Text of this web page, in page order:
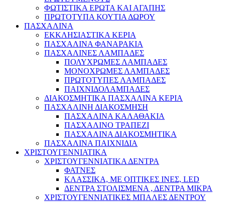
ΦΩΤΙΣΤΙΚΑ ΕΡΩΤΑ ΚΑΙ ΑΓΑΠΗΣ
ΠΡΩΤΟΤΥΠΑ ΚΟΥΤΙΑ ΔΩΡΟΥ
ΠΑΣΧΑΛΙΝΑ
ΕΚΚΛΗΣΙΑΣΤΙΚΑ ΚΕΡΙΑ
ΠΑΣΧΑΛΙΝΑ ΦΑΝΑΡΑΚΙΑ
ΠΑΣΧΑΛΙΝΕΣ ΛΑΜΠΑΔΕΣ
ΠΟΛΥΧΡΩΜΕΣ ΛΑΜΠΑΔΕΣ
ΜΟΝΟΧΡΩΜΕΣ ΛΑΜΠΑΔΕΣ
ΠΡΩΤΟΤΥΠΕΣ ΛΑΜΠΑΔΕΣ
ΠΑΙΧΝΙΔΟΛΑΜΠΑΔΕΣ
ΔΙΑΚΟΣΜΗΤΙΚΑ ΠΑΣΧΑΛΙΝΑ ΚΕΡΙΑ
ΠΑΣΧΑΛΙΝΗ ΔΙΑΚΟΣΜΗΣΗ
ΠΑΣΧΑΛΙΝΑ ΚΑΛΑΘΑΚΙΑ
ΠΑΣΧΑΛΙΝΟ ΤΡΑΠΕΖΙ
ΠΑΣΧΑΛΙΝΑ ΔΙΑΚΟΣΜΗΤΙΚΑ
ΠΑΣΧΑΛΙΝΑ ΠΑΙΧΝΙΔΙΑ
ΧΡΙΣΤΟΥΓΕΝΝΙΑΤΙΚΑ
ΧΡΙΣΤΟΥΓΕΝΝΙΑΤΙΚΑ ΔΕΝΤΡΑ
ΦΑΤΝΕΣ
ΚΛΑΣΣΙΚΑ, ΜΕ ΟΠΤΙΚΕΣ ΙΝΕΣ, LED
ΔΕΝΤΡΑ ΣΤΟΛΙΣΜΕΝΑ , ΔΕΝΤΡΑ ΜΙΚΡΑ
ΧΡΙΣΤΟΥΓΕΝΝΙΑΤΙΚΕΣ ΜΠΑΛΕΣ ΔΕΝΤΡΟΥ